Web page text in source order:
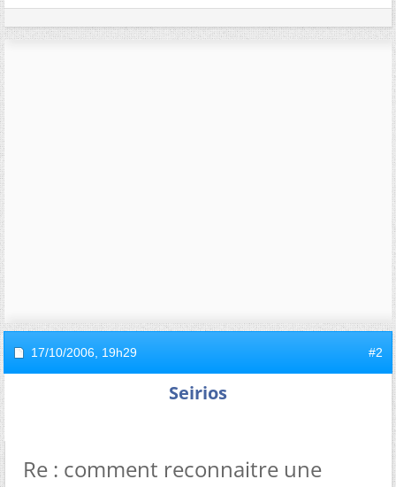
17/10/2006, 19h29 #2
Seirios
Re : comment reconnaitre une